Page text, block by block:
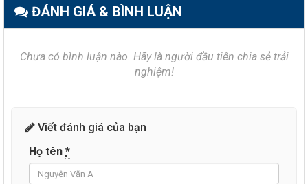
ĐÁNH GIÁ & BÌNH LUẬN
Chưa có bình luận nào. Hãy là người đầu tiên chia sẻ trải
nghiệm!
Viết đánh giá của bạn
Họ tên *